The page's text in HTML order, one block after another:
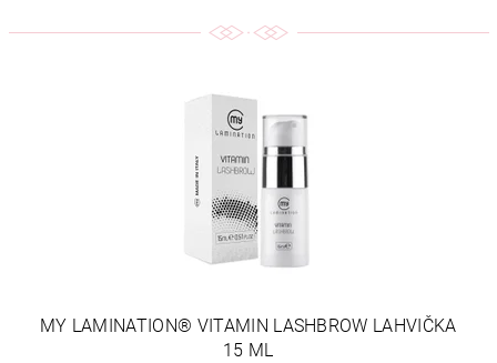
MY LAMINATION® VITAMIN LASHBROW LAHVIČKA
15 ML